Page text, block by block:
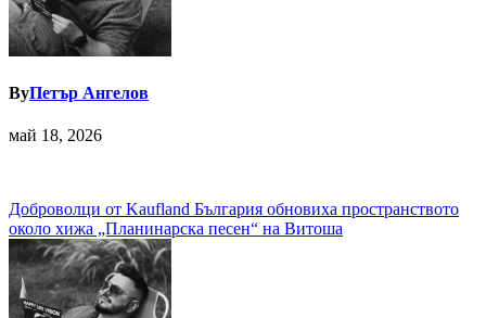
ByПетър Ангелов
май 18, 2026
Навигация
Доброволци от Kaufland България обновиха пространството
около хижа „Планинарска песен“ на Витоша